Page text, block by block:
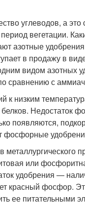
углеводов, а это
вегетации.
азотные удобрения
в продажу в
видом азотных
сравнению с
низким
Недостаток
появляются,
или
удобрения —
красный фосфор.
ее питательными